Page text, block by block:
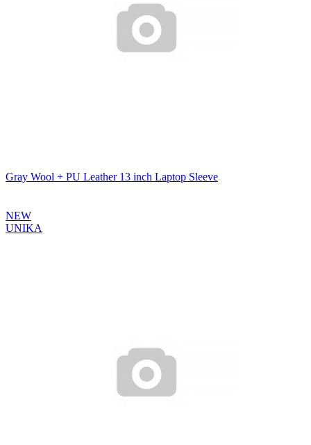
Gray Wool + PU Leather 13 inch Laptop Sleeve
NEW
UNIKA